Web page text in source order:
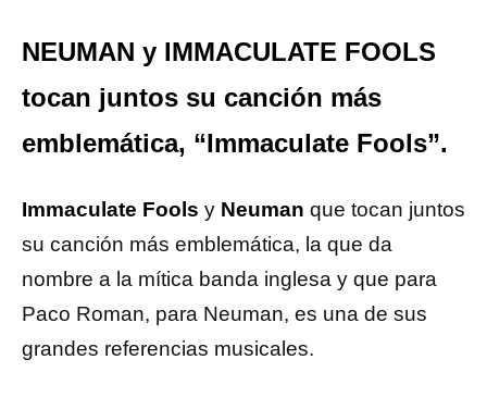
NEUMAN y IMMACULATE FOOLS
tocan juntos su canción más
emblemática, “Immaculate Fools”.
Immaculate Fools y Neuman que tocan juntos
su canción más emblemática, la que da
nombre a la mítica banda inglesa y que para
Paco Roman, para Neuman, es una de sus
grandes referencias musicales.